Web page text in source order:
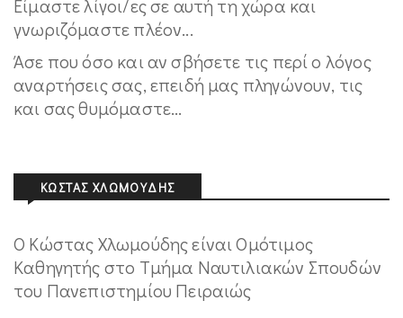
Είμαστε λίγοι/ες σε αυτή τη χώρα και
γνωριζόμαστε πλέον...
Άσε που όσο και αν σβήσετε τις περί ο λόγος
αναρτήσεις σας, επειδή μας πληγώνουν, τις
και σας θυμόμαστε...
ΚΏΣΤΑΣ ΧΛΩΜΟΎΔΗΣ
Ο Κώστας Χλωμούδης είναι Ομότιμος
Καθηγητής στο Τμήμα Ναυτιλιακών Σπουδών
του Πανεπιστημίου Πειραιώς